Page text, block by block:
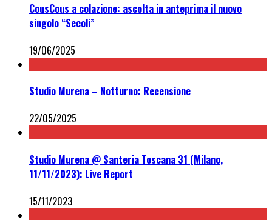
CousCous a colazione: ascolta in anteprima il nuovo
singolo “Secoli”
19/06/2025
Studio Murena – Notturno: Recensione
22/05/2025
Studio Murena @ Santeria Toscana 31 (Milano,
11/11/2023): Live Report
15/11/2023